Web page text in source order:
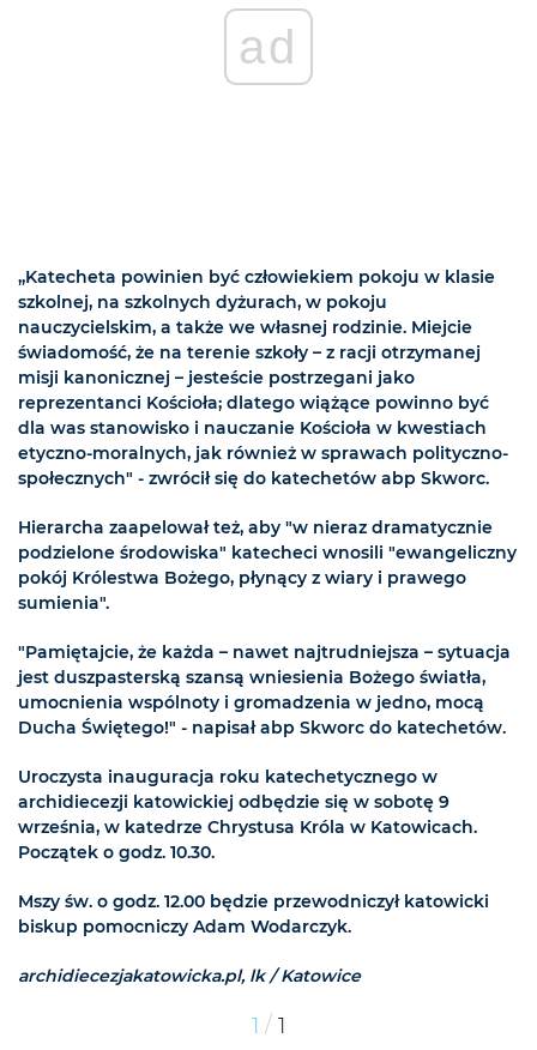
ad
„Katecheta powinien być człowiekiem pokoju w klasie
szkolnej, na szkolnych dyżurach, w pokoju
nauczycielskim, a także we własnej rodzinie. Miejcie
świadomość, że na terenie szkoły – z racji otrzymanej
misji kanonicznej – jesteście postrzegani jako
reprezentanci Kościoła; dlatego wiążące powinno być
dla was stanowisko i nauczanie Kościoła w kwestiach
etyczno-moralnych, jak również w sprawach polityczno-
społecznych" - zwrócił się do katechetów abp Skworc.
Hierarcha zaapelował też, aby "w nieraz dramatycznie
podzielone środowiska" katecheci wnosili "ewangeliczny
pokój Królestwa Bożego, płynący z wiary i prawego
sumienia".
"Pamiętajcie, że każda – nawet najtrudniejsza – sytuacja
jest duszpasterską szansą wniesienia Bożego światła,
umocnienia wspólnoty i gromadzenia w jedno, mocą
Ducha Świętego!" - napisał abp Skworc do katechetów.
Uroczysta inauguracja roku katechetycznego w
archidiecezji katowickiej odbędzie się w sobotę 9
września, w katedrze Chrystusa Króla w Katowicach.
Początek o godz. 10.30.
Mszy św. o godz. 12.00 będzie przewodniczył katowicki
biskup pomocniczy Adam Wodarczyk.
archidiecezjakatowicka.pl, lk / Katowice
1 / 1